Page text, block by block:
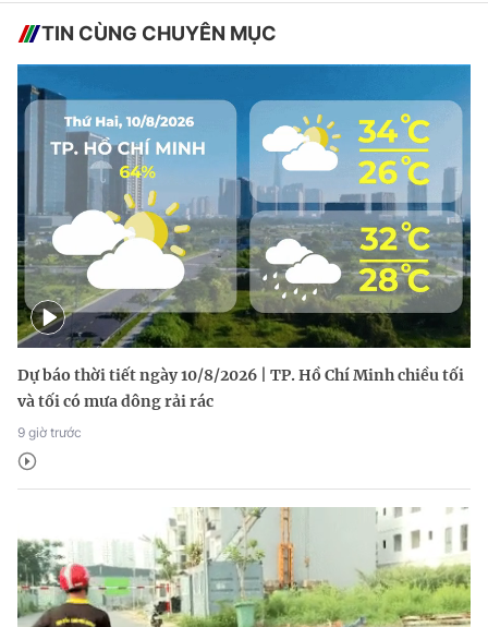
TIN CÙNG CHUYÊN MỤC
Dự báo thời tiết ngày 10/8/2026 | TP. Hồ Chí Minh chiều tối
và tối có mưa dông rải rác
9 giờ trước